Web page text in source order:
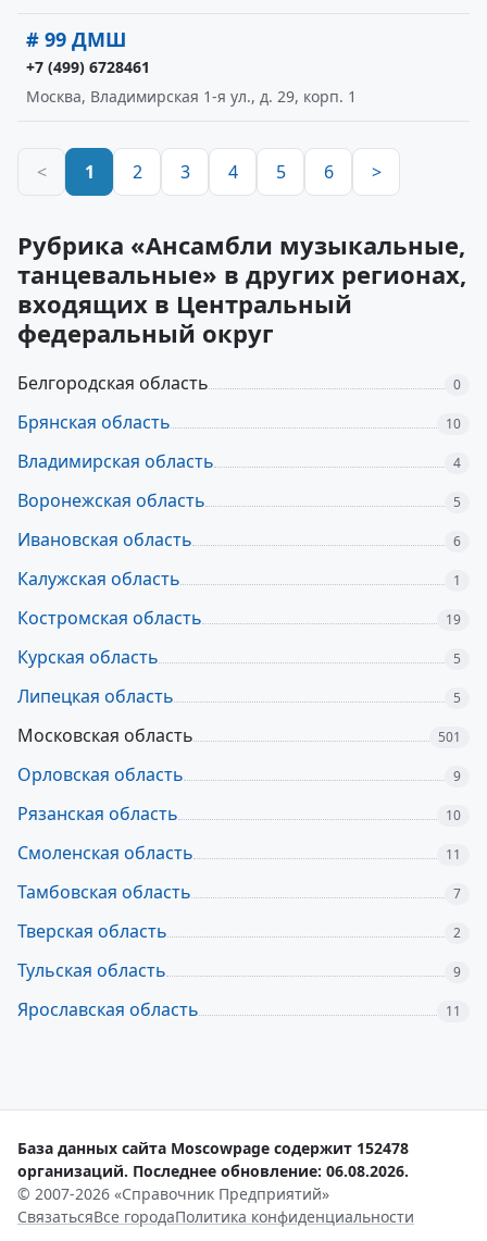
# 99 ДМШ
+7 (499) 6728461
Москва, Владимирская 1-я ул., д. 29, корп. 1
< 1 2 3 4 5 6 >
Рубрика «Ансамбли музыкальные,
танцевальные» в других регионах,
входящих в Центральный
федеральный округ
Белгородская область 0
Брянская область 10
Владимирская область 4
Воронежская область 5
Ивановская область 6
Калужская область 1
Костромская область 19
Курская область 5
Липецкая область 5
Московская область 501
Орловская область 9
Рязанская область 10
Смоленская область 11
Тамбовская область 7
Тверская область 2
Тульская область 9
Ярославская область 11
База данных сайта Moscowpage содержит 152478
организаций. Последнее обновление: 06.08.2026.
© 2007-2026 «Справочник Предприятий»
СвязатьсяВсе городаПолитика конфиденциальности